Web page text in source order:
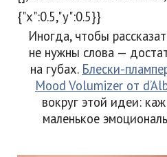
{"x":0.5,"y":0.5}}
Иногда, чтобы
не нужны слова —
на губах. Блески-
Mood Volumizer от
вокруг этой идеи:
маленькое